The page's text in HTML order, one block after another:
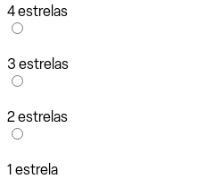
4 estrelas
3 estrelas
2 estrelas
1 estrela